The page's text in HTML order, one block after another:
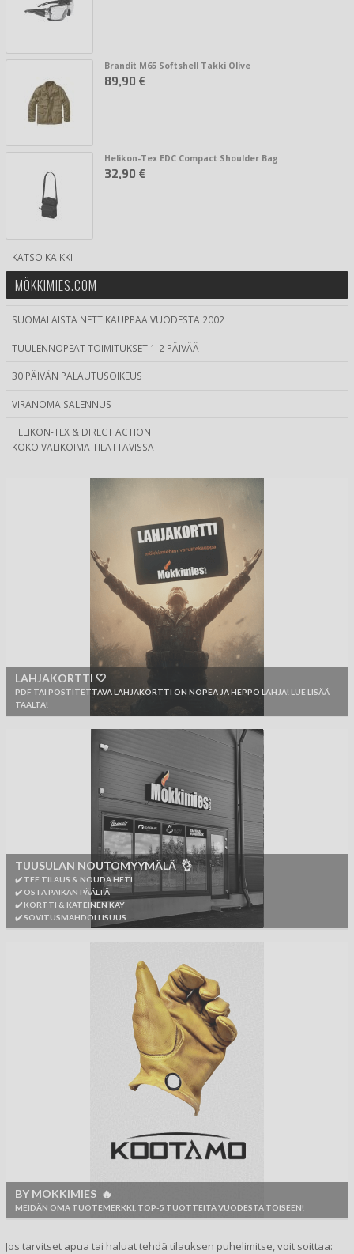
Brandit M65 Softshell Takki Olive
89,90 €
Helikon-Tex EDC Compact Shoulder Bag
32,90 €
KATSO KAIKKI
MÖKKIMIES.COM
SUOMALAISTA NETTIKAUPPAA VUODESTA 2002
TUULENNOPEAT TOIMITUKSET 1-2 PÄIVÄÄ
30 PÄIVÄN PALAUTUSOIKEUS
VIRANOMAISALENNUS
HELIKON-TEX & DIRECT ACTION
KOKO VALIKOIMA TILATTAVISSA
LAHJAKORTTI 🤍
PDF TAI POSTITETTAVA LAHJAKORTTI ON NOPEA JA HEPPO LAHJA! LUE LISÄÄ
TÄÄLTÄ!
TUUSULAN NOUTOMYYMÄLÄ 👌
✔️ TEE TILAUS & NOUDA HETI
✔️ OSTA PAIKAN PÄÄLTÄ
✔️ KORTTI & KÄTEINEN KÄY
✔️ SOVITUSMAHDOLLISUUS
BY MOKKIMIES 🔥
MEIDÄN OMA TUOTEMERKKI, TOP-5 TUOTTEITA VUODESTA TOISEEN!
Jos tarvitset apua tai haluat tehdä tilauksen puhelimitse, voit soittaa: